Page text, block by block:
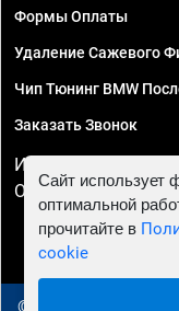
Формы Оплаты
Удаление Сажевого
Чип Тюнинг BMW
Заказать Звонок
ИП Смирнов
ОГРНИП
Сайт использует
оптимальной
прочитайте в
cookie